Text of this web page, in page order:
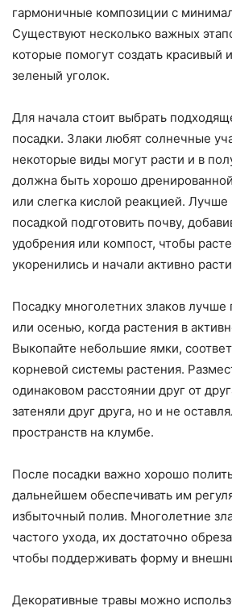
гармоничные композиции с
Существуют несколько важных
которые помогут создать красивый
зеленый уголок.
Для начала стоит выбрать
посадки. Злаки любят солнечные
некоторые виды могут расти и в
должна быть хорошо
или слегка кислой реакцией. Лучше
посадкой подготовить почву,
удобрения или компост, чтобы
укоренились и начали активно
Посадку многолетних злаков лучше
или осенью, когда растения в
Выкопайте небольшие ямки,
корневой системы растения.
одинаковом расстоянии друг от
затеняли друг друга, но и не
пространств на клумбе.
После посадки важно хорошо
дальнейшем обеспечивать им
избыточный полив. Многолетние
частого ухода, их достаточно
чтобы поддерживать форму и
Декоративные травы можно